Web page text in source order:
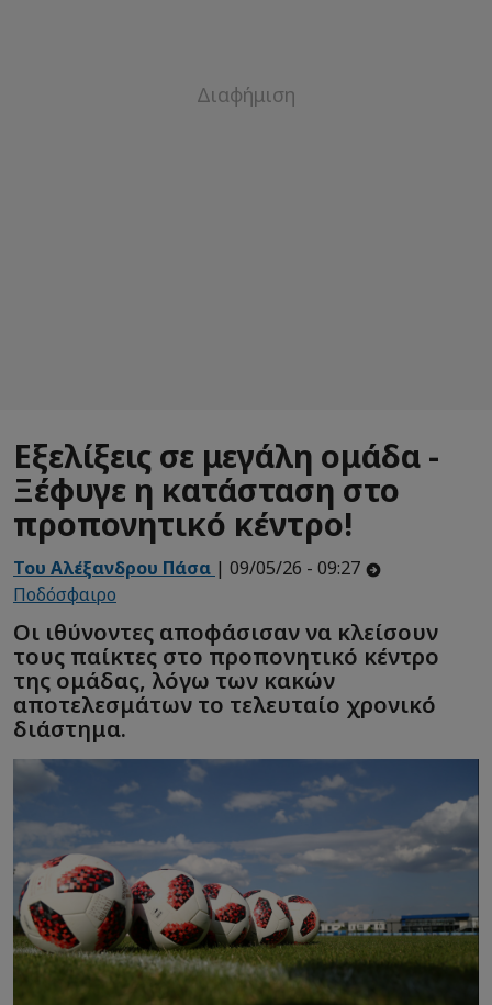
Εξελίξεις σε μεγάλη ομάδα -
Ξέφυγε η κατάσταση στο
προπονητικό κέντρο!
Του Αλέξανδρου Πάσα | 09/05/26 - 09:27
Ποδόσφαιρο
Οι ιθύνοντες αποφάσισαν να κλείσουν
τους παίκτες στο προπονητικό κέντρο
της ομάδας, λόγω των κακών
αποτελεσμάτων το τελευταίο χρονικό
διάστημα.